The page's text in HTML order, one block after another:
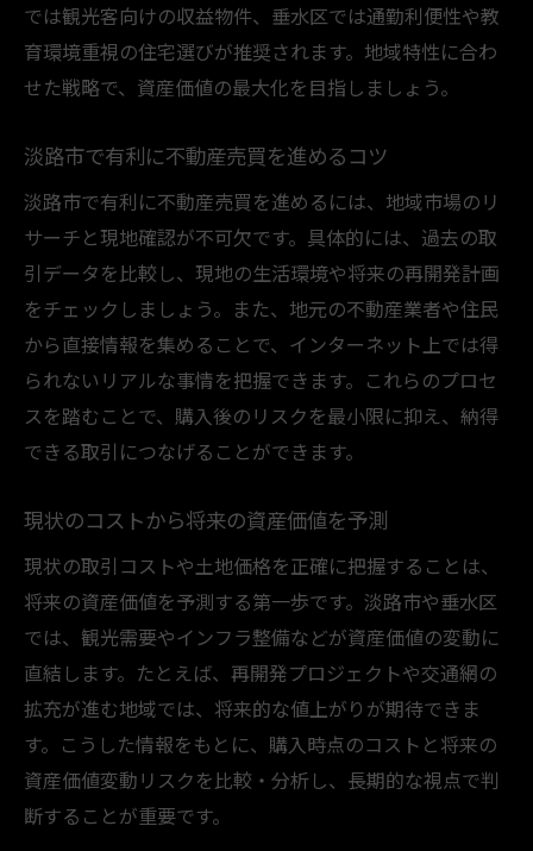
では観光客向けの収益物件、垂水区では通勤利便性や教
育環境重視の住宅選びが推奨されます。地域特性に合わ
せた戦略で、資産価値の最大化を目指しましょう。
淡路市で有利に不動産売買を進めるコツ
淡路市で有利に不動産売買を進めるには、地域市場のリ
サーチと現地確認が不可欠です。具体的には、過去の取
引データを比較し、現地の生活環境や将来の再開発計画
をチェックしましょう。また、地元の不動産業者や住民
から直接情報を集めることで、インターネット上では得
られないリアルな事情を把握できます。これらのプロセ
スを踏むことで、購入後のリスクを最小限に抑え、納得
できる取引につなげることができます。
現状のコストから将来の資産価値を予測
現状の取引コストや土地価格を正確に把握することは、
将来の資産価値を予測する第一歩です。淡路市や垂水区
では、観光需要やインフラ整備などが資産価値の変動に
直結します。たとえば、再開発プロジェクトや交通網の
拡充が進む地域では、将来的な値上がりが期待できま
す。こうした情報をもとに、購入時点のコストと将来の
資産価値変動リスクを比較・分析し、長期的な視点で判
断することが重要です。